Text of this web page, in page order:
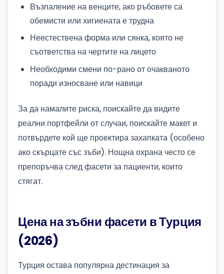
Възпаление на венците, ако ръбовете са
обемисти или хигиената е трудна
Неестествена форма или сянка, която не
съответства на чертите на лицето
Необходими смени по-рано от очакваното
поради износване или навици
За да намалите риска, поискайте да видите
реални портфейли от случаи, поискайте макет и
потвърдете кой ще проектира захапката (особено
ако скърцате със зъби). Нощна охрана често се
препоръчва след фасети за пациенти, които
стягат.
Цена на зъбни фасети в Турция
(2026)
Турция остава популярна дестинация за